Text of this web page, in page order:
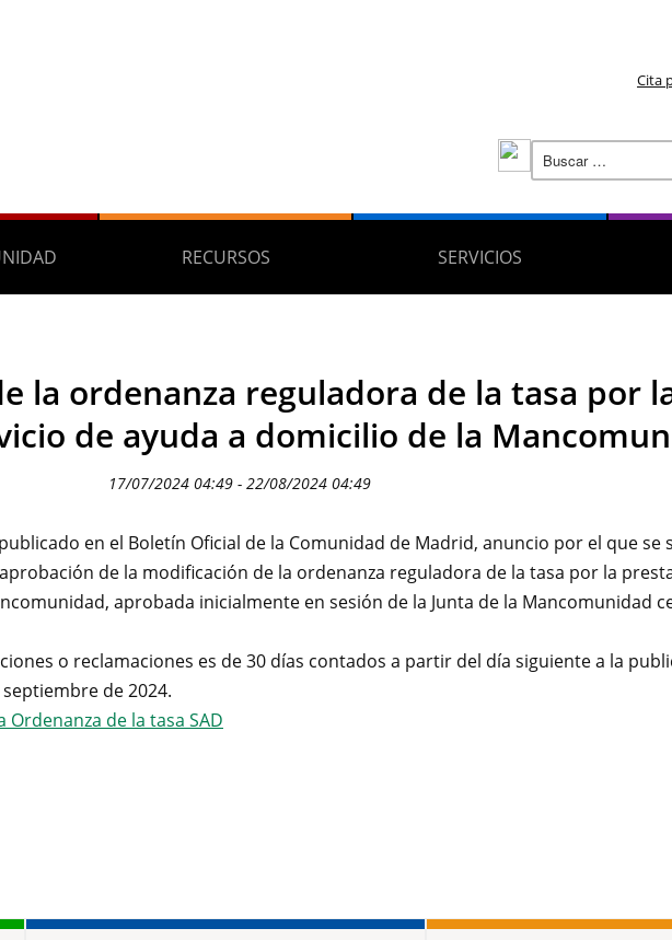
Cita
RECURSOS SERVICIOS
la ordenanza reguladora de la tasa por
de ayuda a domicilio de la
17/07/2024 04:49 - 22/08/2024 04:49
en el Boletín Oficial de la Comunidad de Madrid, anuncio por el que se
de la modificación de la ordenanza reguladora de la tasa por la
aprobada inicialmente en sesión de la Junta de la Mancomunidad
o reclamaciones es de 30 días contados a partir del día siguiente a la
de 2024.
de la tasa SAD